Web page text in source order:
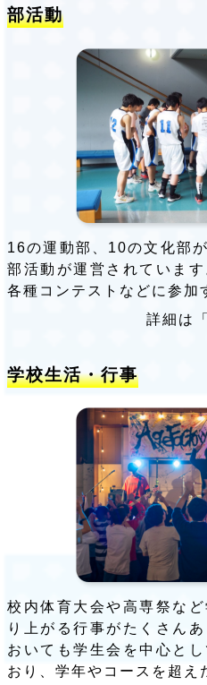
部活動
16の運動部、10の文化部
部活動が運営されていま
各種コンテストなどに参加
詳細は「
学校生活・行事
校内体育大会や高専祭な
り上がる行事がたくさん
おいても学生会を中心と
おり、学年やコースを超え